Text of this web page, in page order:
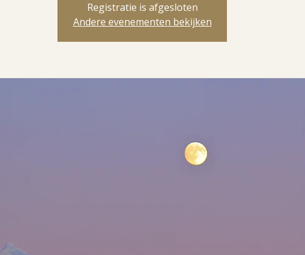
Registratie is afgesloten
Andere evenementen bekijken